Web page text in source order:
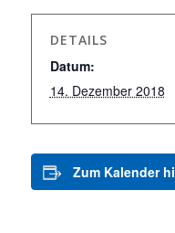
DETAILS
Datum:
14. Dezember 2018
Zum Kalender